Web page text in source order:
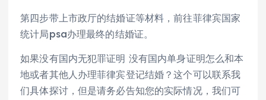
第四步带上市政厅的结婚证等材料，前往菲律宾国家
统计局psa办理最终的结婚证。
如果没有国内无犯罪证明 没有国内单身证明怎么和本
地或者其他人办理菲律宾登记结婚？这个可以联系我
们具体探讨，但是请务必告知您的实际情况，我们可